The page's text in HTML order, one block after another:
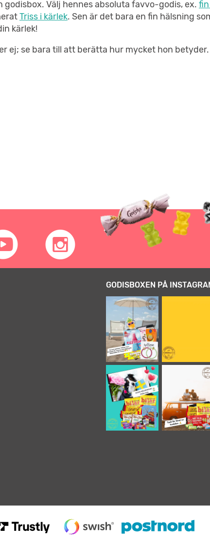
godisbox. Välj hennes absoluta favvo-godis, ex.
Triss i kärlek. Sen är det bara en fin hälsning
kärlek!
ej; se bara till att berätta hur mycket hon betyder.
GODISBOXEN PÅ